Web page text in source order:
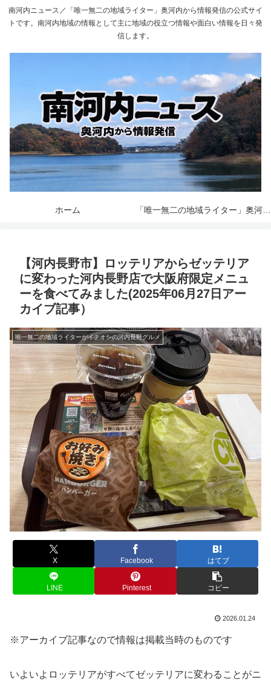
南河内ニュース／「唯一無二の地域ライター」奥河内から情報発信の公式サイ
トです。南河内地域の情報として主に地域の役立つ情報や面白い情報を日々発
信します。
ホーム
【河内長野市】ロッテリアからゼッテリア
に変わった河内長野店で大阪府限定メニュ
ーを食べてみました(2025年06月27日アー
カイブ記事）
唯一無二の地域ライターがイチオシの河内長野グルメ
X Facebook はてブ
LINE Pinterest コピー
2026.01.24
※アーカイブ記事なので情報は掲載当時のものです
いよいよロッテリアがすべてゼッテリアに変わることがニ